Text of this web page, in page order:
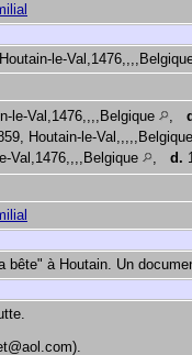
le-
le-Val,1476,,,,Belgique ,
Houtain-le-Val,,,,,Belgique
Val,1476,,,,Belgique , d.
bête" à Houtain. Un